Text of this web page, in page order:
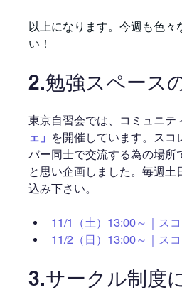
以上になります。今週も色々
い！
2.勉強スペース
東京自習会では、コミュニテ
ェ」 を開催しています。ス
バー同士で交流する為の場所
と思い企画しました。毎週
込み下さい。
11/1（土）13:00～｜ス
11/2（日）13:00～｜ス
3.サークル制度